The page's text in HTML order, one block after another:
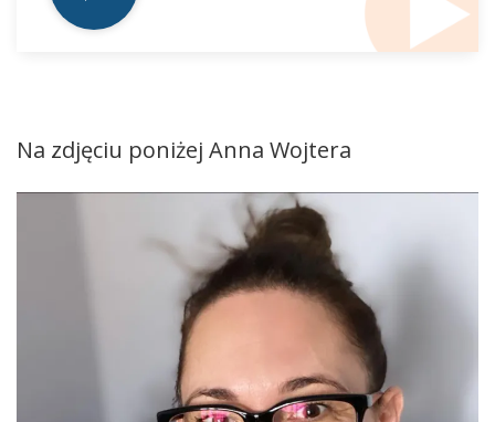
Na zdjęciu poniżej Anna Wojtera